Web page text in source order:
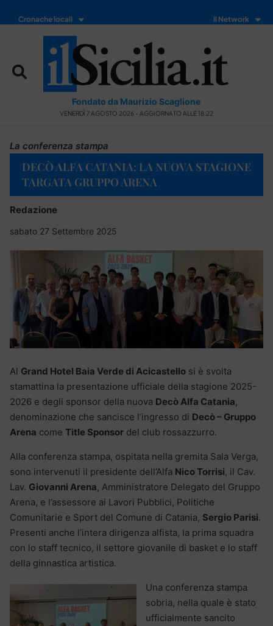
Cronache locali Il Network
Fondato da Maurizio Scaglione
VENERDÌ 7 AGOSTO 2026 - AGGIORNATO ALLE 18:22
La conferenza stampa
DECÒ ALFA CATANIA: LA NUOVA STAGIONE
TARGATA GRUPPO ARENA
Redazione
sabato 27 Settembre 2025
Al Grand Hotel Baia Verde di Acicastello si è svolta
stamattina la presentazione ufficiale della stagione 2025-
2026 e degli sponsor della nuova Decò Alfa Catania,
denominazione che sancisce l’ingresso di Decò – Gruppo
Arena come Title Sponsor del club rossazzurro.
Alla conferenza stampa, ospitata nella gremita Sala Verga,
sono intervenuti il presidente dell’Alfa Nico Torrisi, il Cav.
Lav. Giovanni Arena, Amministratore Delegato del Gruppo
Arena, e l’assessore ai Lavori Pubblici, Politiche
Comunitarie e Sport del Comune di Catania, Sergio Parisi.
Presenti anche l’intera dirigenza alfista, la prima squadra
con lo staff tecnico, il settore giovanile di basket e lo staff
della ginnastica artistica.
Una conferenza stampa
sobria, nella quale è stato
ufficialmente sancito